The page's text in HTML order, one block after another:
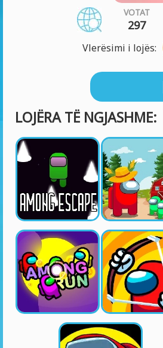
VOTAT
297
Vlerësimi i lojës:
LOJËRA TË NGJASHME: